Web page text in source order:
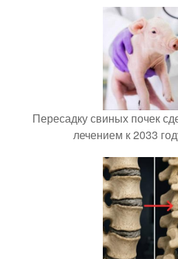
Пересадку свиных почек
лечением к 2033